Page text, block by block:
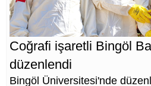
Coğrafi işaretli Bingöl
düzenlendi
Bingöl Üniversitesi'nde